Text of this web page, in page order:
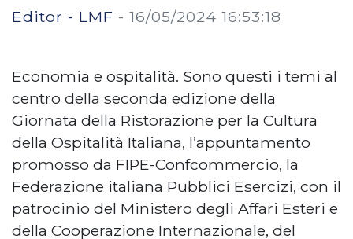
Editor - LMF - 16/05/2024 16:53:18
Economia e ospitalità. Sono questi i temi al
centro della seconda edizione della
Giornata della Ristorazione per la Cultura
della Ospitalità Italiana, l’appuntamento
promosso da FIPE-Confcommercio, la
Federazione italiana Pubblici Esercizi, con il
patrocinio del Ministero degli Affari Esteri e
della Cooperazione Internazionale, del